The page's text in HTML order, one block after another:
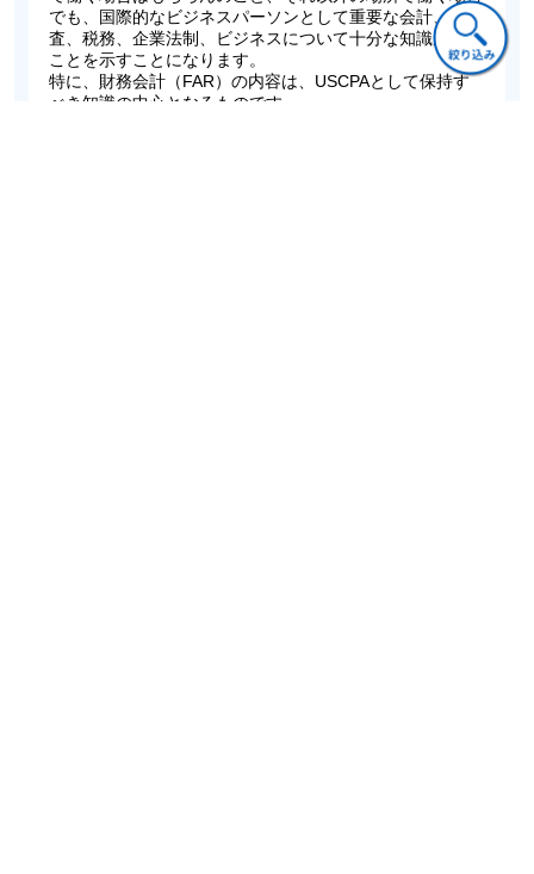
でも、国際的なビジネスパーソンとして重要な会計、監
査、税務、企業法制、ビジネスについて十分な知識がある
ことを示すことになります。
特に、財務会計（FAR）の内容は、USCPAとして保持す
べき知識の中心となるものです。